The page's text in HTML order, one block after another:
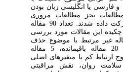
یا انگلیسی زبان بودن
بجز مطالعات مروری
مرتبط در مطالعه شرکت داده شدند. تعداد 90 مقاله
این مقالات مورد بررسی
و 70 مقاله غیر مرتبط با موضوع حذف
شدند. سپس از بین 20 مقاله باقیمانده، 5 مقاله
ارتباط کم با متغیرهای اصلی
روان، نقش مراقبتی